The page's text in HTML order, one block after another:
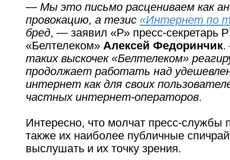
— Мы это письмо расцениваем как
провокацию, а тезис «Интернет по
бред, — заявил «Р» пресс-секретарь
«Белтелеком» Алексей Федоринчик.
таких выскочек «Белтелеком»
продолжает работать над
интернет как для своих
частных интернет-операторов.
Интересно, что молчат пресс-службы
также их наиболее публичные
выслушать и их точку зрения.